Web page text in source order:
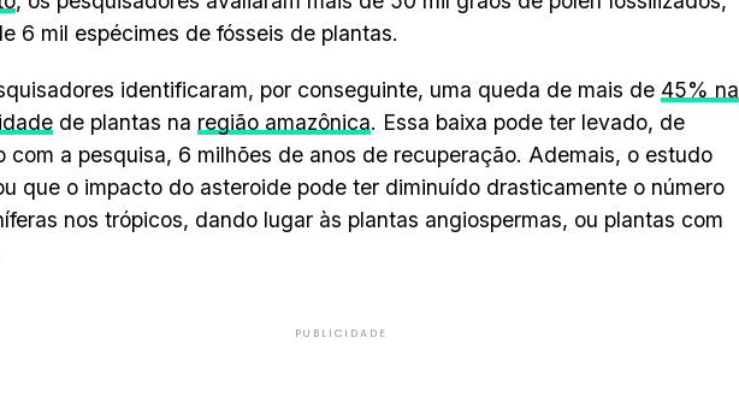
6 mil espécimes de fósseis de plantas.
identificaram, por conseguinte, uma queda de mais de 45% na
de plantas na região amazônica. Essa baixa pode ter levado, de
com a pesquisa, 6 milhões de anos de recuperação. Ademais, o estudo
que o impacto do asteroide pode ter diminuído drasticamente o número
nos trópicos, dando lugar às plantas angiospermas, ou plantas com
PUBLICIDADE